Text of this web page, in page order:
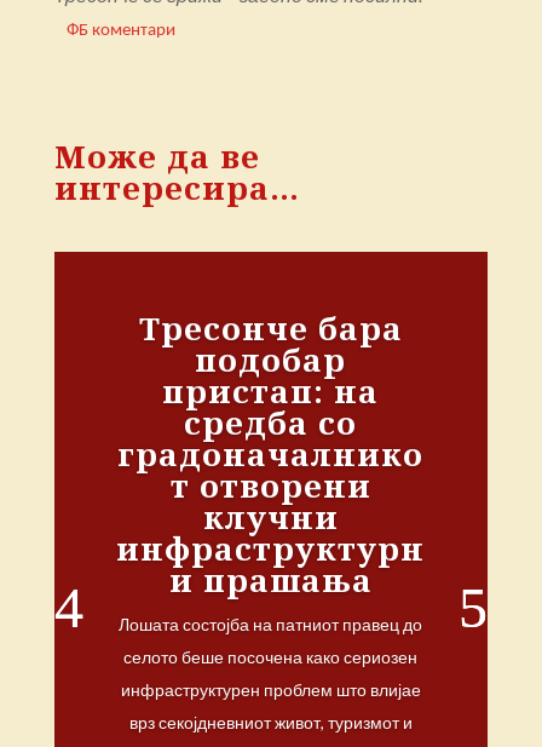
ФБ коментари
Може да ве
интересира…
Тресонче бара
подобар
пристап: на
средба со
градоначалнико
т отворени
клучни
инфраструктурн
и прашања
Лошата состојба на патниот правец до
селото беше посочена како сериозен
инфраструктурен проблем што влијае
врз секојдневниот живот, туризмот и